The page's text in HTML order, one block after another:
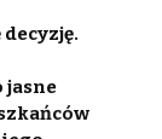
decyzję.
jasne